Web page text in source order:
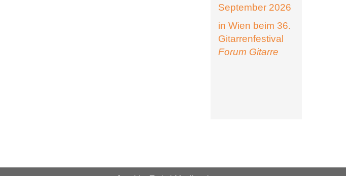
September 2026
in Wien beim 36.
Gitarrenfestival
Forum Gitarre